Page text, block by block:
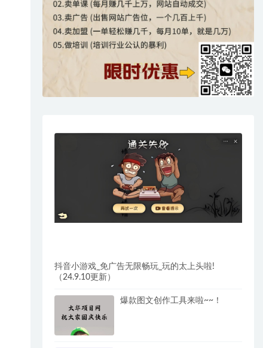
抖音小游戏_免广告无限畅玩_玩的太上头啦!
（24.9.10更新）
爆款图文创作工具来啦~~！